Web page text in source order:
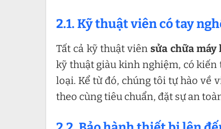
2.1. Kỹ thuật viên có tay
Tất cả kỹ thuật viênsửa chữa máy
kỹ thuật giàu kinh nghiệm, có kiến
loại. Kể từ đó, chúng tôi tự hào về
theo cùng tiêu chuẩn, đặt sự an